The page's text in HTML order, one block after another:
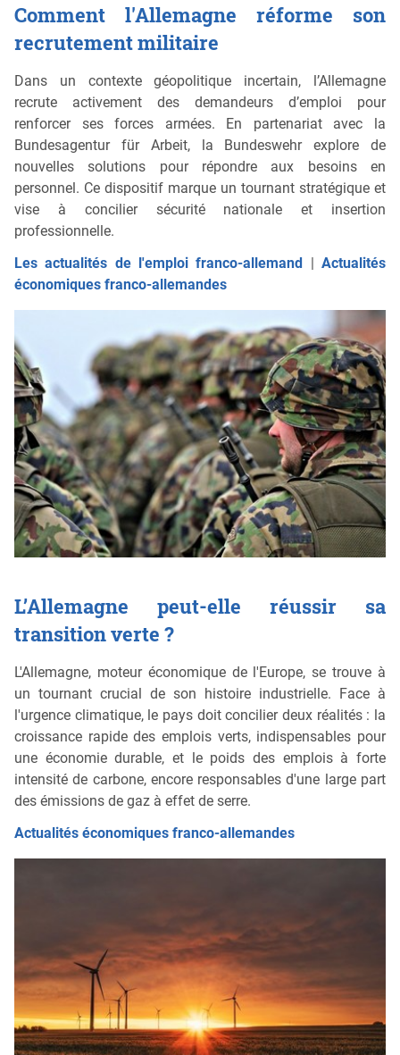
Comment l'Allemagne réforme son
recrutement militaire
Dans un contexte géopolitique incertain, l’Allemagne
recrute activement des demandeurs d’emploi pour
renforcer ses forces armées. En partenariat avec la
Bundesagentur für Arbeit, la Bundeswehr explore de
nouvelles solutions pour répondre aux besoins en
personnel. Ce dispositif marque un tournant stratégique et
vise à concilier sécurité nationale et insertion
professionnelle.
Les actualités de l'emploi franco-allemand |Actualités
économiques franco-allemandes
L’Allemagne peut-elle réussir sa
transition verte ?
L'Allemagne, moteur économique de l'Europe, se trouve à
un tournant crucial de son histoire industrielle. Face à
l'urgence climatique, le pays doit concilier deux réalités : la
croissance rapide des emplois verts, indispensables pour
une économie durable, et le poids des emplois à forte
intensité de carbone, encore responsables d'une large part
des émissions de gaz à effet de serre.
Actualités économiques franco-allemandes